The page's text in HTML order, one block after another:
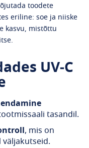
toodete
eriline: soe ja niiske
kasvu, mistõttu
UV‑C
tasandil.
, mis on